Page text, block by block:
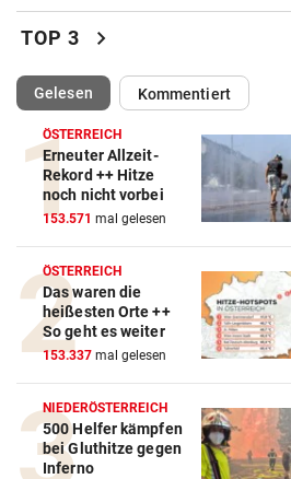
25-jähriger Mann in Park
und ausgeraubt
MUSKEL-COMEBACK
Russell Crowe: 25 Kilo
Übergewicht wegtrainiert!
EINST KONKURRENTINNEN vor
„Legende!“ Emotionaler
Post für Gut-Behrami
AUTOBAHN GESPERRT vor
Auf der A9: Frau aus
befreit
WAHNSINNS-AUSSICHT
Von hier aus blicken Sie auf
Dreistausender
TOP 3 chevron_right
Gelesen(ausgewählt)Kommentiert
ÖSTERREICH
Erneuter Allzeit-
Rekord ++ Hitze
noch nicht vorbei
153.571 mal gelesen
ÖSTERREICH
Das waren die
heißesten Orte ++
So geht es weiter
153.337 mal gelesen
NIEDERÖSTERREICH
500 Helfer kämpfen
bei Gluthitze gegen
Inferno